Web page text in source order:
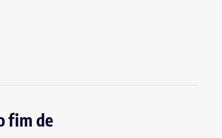
fim de